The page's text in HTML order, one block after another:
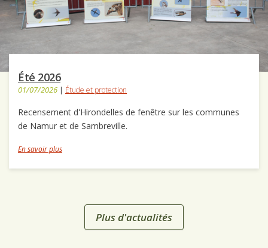
Été 2026
01/07/2026 | Étude et protection
Recensement d'Hirondelles de fenêtre sur les communes
de Namur et de Sambreville.
En savoir plus
Plus d'actualités